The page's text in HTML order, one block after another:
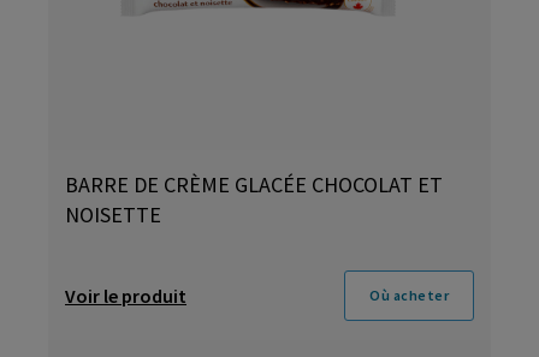
BARRE DE CRÈME GLACÉE CHOCOLAT ET
NOISETTE
Voir le produit Où acheter